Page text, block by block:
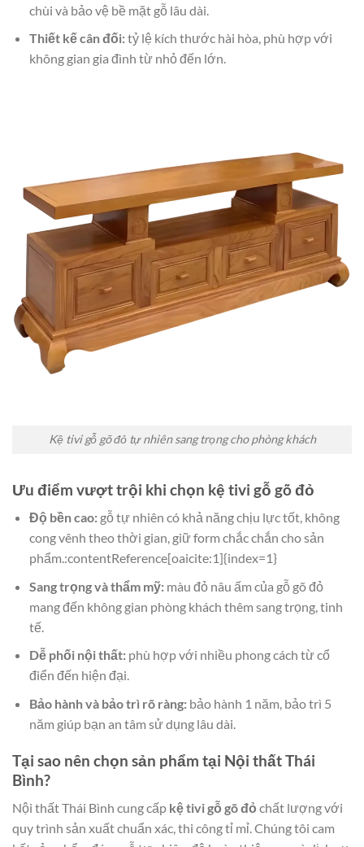
chùi và bảo vệ bề mặt gỗ lâu dài.
Thiết kế cân đối:tỷ lệ kích thước hài hòa, phù hợp với
không gian gia đình từ nhỏ đến lớn.
Kệ tivi gỗ gõ đỏ tự nhiên sang trọng cho phòng khách
Ưu điểm vượt trội khi chọn kệ tivi gỗ gõ đỏ
Độ bền cao:gỗ tự nhiên có khả năng chịu lực tốt, không
cong vênh theo thời gian, giữ form chắc chắn cho sản
phẩm.:contentReference[oaicite:1]{index=1}
Sang trọng và thẩm mỹ:màu đỏ nâu ấm của gỗ gõ đỏ
mang đến không gian phòng khách thêm sang trọng, tinh
tế.
Dễ phối nội thất:phù hợp với nhiều phong cách từ cổ
điển đến hiện đại.
Bảo hành và bảo trì rõ ràng:bảo hành 1 năm, bảo trì 5
năm giúp bạn an tâm sử dụng lâu dài.
Tại sao nên chọn sản phẩm tại Nội thất Thái
Bình?
Nội thất Thái Bình cung cấp kệ tivi gỗ gõ đỏ chất lượng với
quy trình sản xuất chuẩn xác, thi công tỉ mỉ. Chúng tôi cam